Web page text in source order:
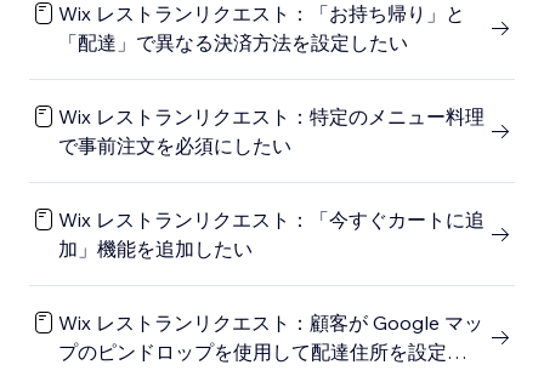
Wix レストランリクエスト：「お持ち帰り」と
「配達」で異なる決済方法を設定したい
Wix レストランリクエスト：特定のメニュー料理
で事前注文を必須にしたい
Wix レストランリクエスト：「今すぐカートに追
加」機能を追加したい
Wix レストランリクエスト：顧客が Google マッ
プのピンドロップを使用して配達住所を設定でき